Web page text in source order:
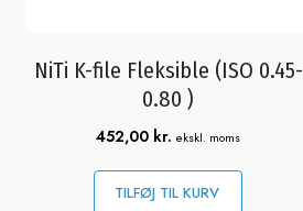
NiTi K-file Fleksible (ISO 0.45-
0.80 )
452,00 kr. ekskl. moms
TILFØJ TIL KURV